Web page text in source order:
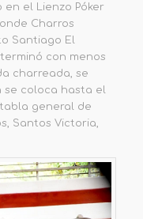
el Lienzo Póker
Charros
Santiago El
terminó con menos
charreada, se
se coloca hasta el
general de
Santos Victoria,